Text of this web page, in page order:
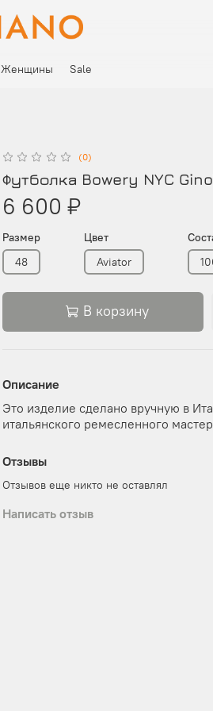
Женщины Sale
(0)
Футболка Bowery NYC
6 600 ₽
Размер
48
Цвет
Aviator
В корзину
Описание
Это изделие сделано вручную в
итальянского ремесленного
Отзывы
Отзывов еще никто не оставлял
Написать отзыв